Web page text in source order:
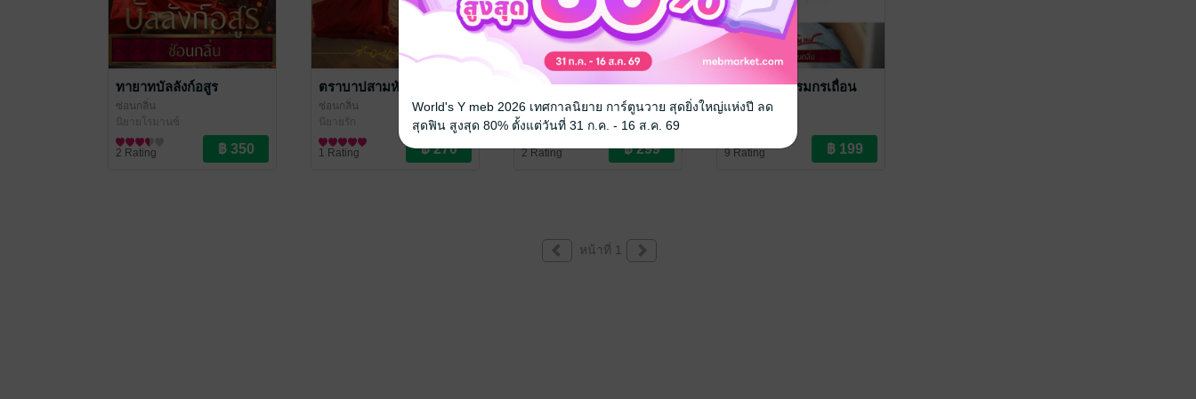
ทายาทบัลลังก์อสูร
ซ่อนกลิ่น
นิยายโรมานซ์
2 Rating
ตราบาปสามหัวใจ
ซ่อนกลิ่น
นิยายรัก
1 Rating
615 รหัสมรณะ
ซ่อนกลิ่น
นิยายสืบสวนสอบสวน/ทริลเลอร์
2 Rating
ทัณฑ์ร้อนกรรมกรเถื่อน
ซ่อนกลิ่น
9 Rating
หน้าที่ 1
World's Y meb 2026 เทศกาลนิยาย การ์ตูนวาย สุดยิ่งใหญ่แห่งปี ลด
สุดฟิน สูงสุด 80% ตั้งแต่วันที่ 31 ก.ค. - 16 ส.ค. 69